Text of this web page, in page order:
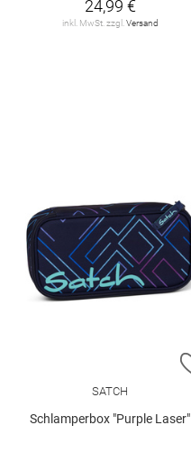
24,99 €
inkl. MwSt. zzgl. Versand
SATCH
Schlamperbox "Purple Laser"